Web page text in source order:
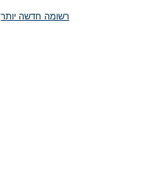
רשומה חדשה יותר